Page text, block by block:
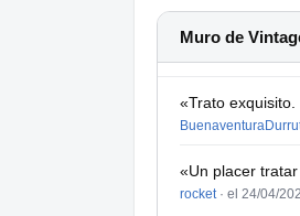
Muro de
«Trato
«Un placer
rocket· el 24/04/